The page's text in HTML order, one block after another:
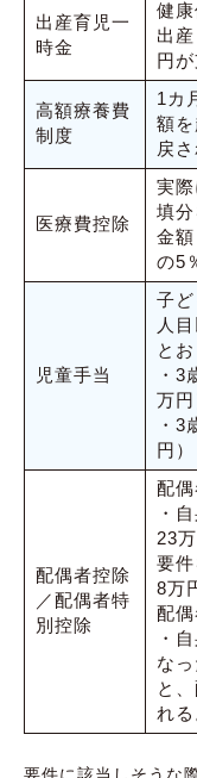
出産育児一
時金
健
出
円
高額療養費
制度
1カ
額
戻さ
医療費控除
実
填
金
の5
児童手当
子
人
とお
・3
万円
・3
円）
配偶者控除
／配偶者特
別控除
配
・
23
要
8万
配
・
な
と
れる